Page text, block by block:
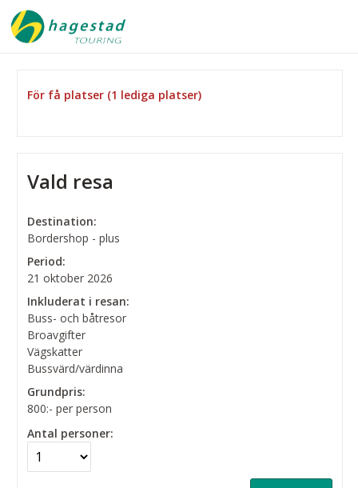
För få platser (1 lediga platser)
Vald resa
Destination:
Bordershop - plus
Period:
21 oktober 2026
Inkluderat i resan:
Buss- och båtresor
Broavgifter
Vägskatter
Bussvärd/värdinna
Grundpris:
800:- per person
Antal personer: